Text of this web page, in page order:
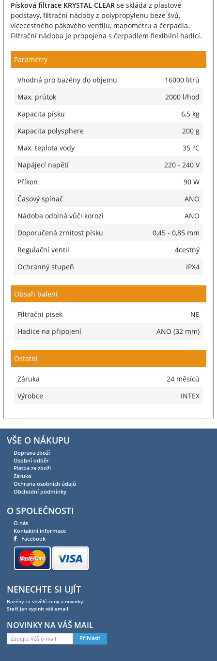
Písková filtrace KRYSTAL CLEAR se skládá z plastové
podstavy, filtrační nádoby z polypropylenu beze švů,
vícecestného pákového ventilu, manometru a čerpadla.
Filtrační nádoba je propojena s čerpadlem flexibilní hadicí.
Parametry
Vhodná pro bazény do objemu
16000 litrů
Max. průtok
2000 l/hod
Kapacita písku
6,5 kg
Kapacita polysphere
200 g
Max. teplota vody
35 °C
Napájecí napětí
220 - 240 V
Příkon
90 W
Časový spínač
ANO
Nádoba odolná vůči korozi
ANO
Doporučená zrnitost písku
0,45 - 0,85 mm
Regulační ventil
4cestný
Ochranný stupeň
IPX4
Obsah balení
Filtrační písek
NE
Hadice na připojení
ANO (32 mm)
Ostatní
Záruka
24 měsíců
Výrobce
INTEX
VŠE O NÁKUPU
Doprava zboží
Osobní odběr
Platba za zboží
Záruka
Ochrana osobních údajů
Obchodní podmínky
O SPOLEČNOSTI
O nás
Kontaktní informace
Facebook
NENECHTE SI UJÍT
Bazény za skvělé ceny a novinky.
Stačí jen vyplnit váš email.
NOVINKY NA VÁŠ MAIL
Přihlásit